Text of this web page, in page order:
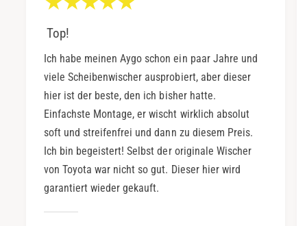
Top!
Ich habe meinen Aygo schon ein paar Jahre und
viele Scheibenwischer ausprobiert, aber dieser
hier ist der beste, den ich bisher hatte.
Einfachste Montage, er wischt wirklich absolut
soft und streifenfrei und dann zu diesem Preis.
Ich bin begeistert! Selbst der originale Wischer
von Toyota war nicht so gut. Dieser hier wird
garantiert wieder gekauft.